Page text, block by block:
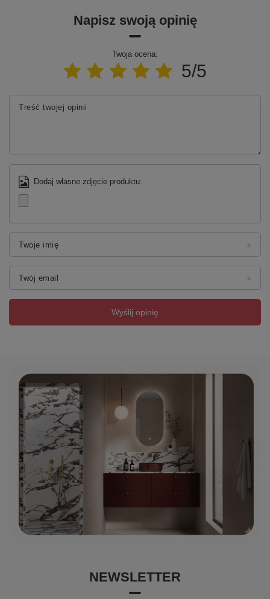
Napisz swoją opinię
Twoja ocena:
5/5
Treść twojej opinii
Dodaj własne zdjęcie produktu:
Twoje imię
Twój email
Wyślij opinię
NEWSLETTER